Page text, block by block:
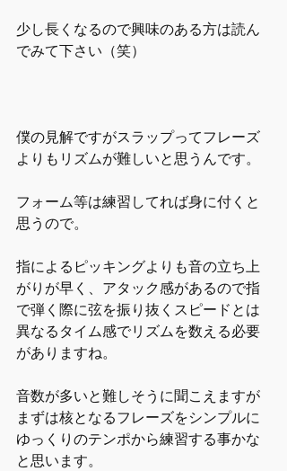
少し長くなるので興味のある方は読ん
でみて下さい（笑）
僕の見解ですがスラップってフレーズ
よりもリズムが難しいと思うんです。
フォーム等は練習してれば身に付くと
思うので。
指によるピッキングよりも音の立ち上
がりが早く、アタック感があるので指
で弾く際に弦を振り抜くスピードとは
異なるタイム感でリズムを数える必要
がありますね。
音数が多いと難しそうに聞こえますが
まずは核となるフレーズをシンプルに
ゆっくりのテンポから練習する事かな
と思います。